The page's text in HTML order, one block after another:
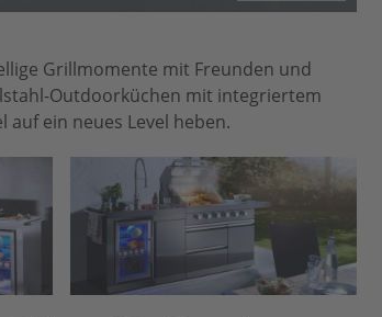
Grillmomente mit Freunden und
Outdoorküchen mit integriertem
ein neues Level heben.